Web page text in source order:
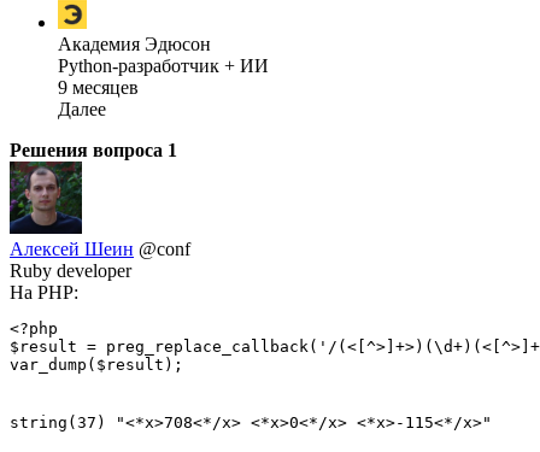
Академия Эдюсон
Python-разработчик + ИИ
9 месяцев
Далее
Решения вопроса 1
Алексей Шеин @conf
Ruby developer
На PHP:
<?php
$result = preg_replace_callback('/
string(37) "<*x>708<*/x> <*x>0<*/x> <*x>-115<*/x>"